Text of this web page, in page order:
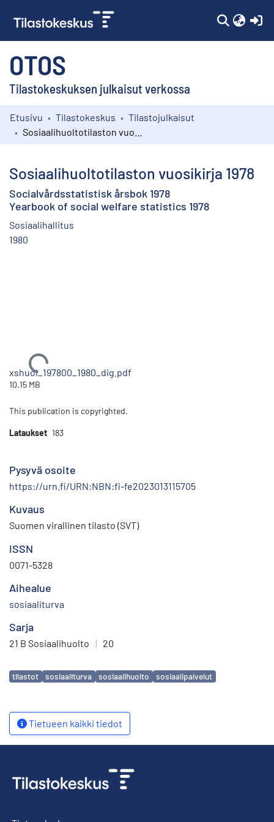
OTOS
Tilastokeskuksen julkaisut verkossa
Kokoelmat
Etusivu Tilastokeskus
Tilastojulkaisut
Sosiaalihuoltotilaston vuosikirja 1978
Socialvårdsstatistisk årsbok 1978
Yearbook of social welfare statistics 1978
Sosiaalihallitus
1980
Ladataan...
xshuol_197800_1980_dig.pdf
10.15 MB
This publication is copyrighted.
Lataukset 183
Pysyvä osoite
https://urn.fi/URN:NBN:fi-fe2023013115705
Kuvaus
Suomen virallinen tilasto (SVT)
ISSN
0071-5328
Aihealue
sosiaaliturva
Sarja
21 B Sosiaalihuolto | 20
Avainsanat
tilastot sosiaaliturva sosiaalihuolto sosiaalipalvelut
Tietueen kaikki tiedot